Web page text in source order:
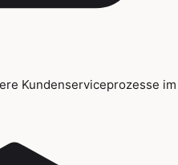
Kundenserviceprozesse im